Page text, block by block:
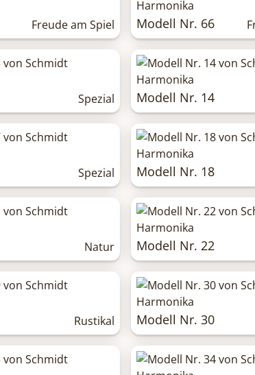
Freude am Spiel Modell Nr. 66
Spezial Modell Nr. 14
Spezial Modell Nr. 18
Natur Modell Nr. 22
Rustikal Modell Nr. 30